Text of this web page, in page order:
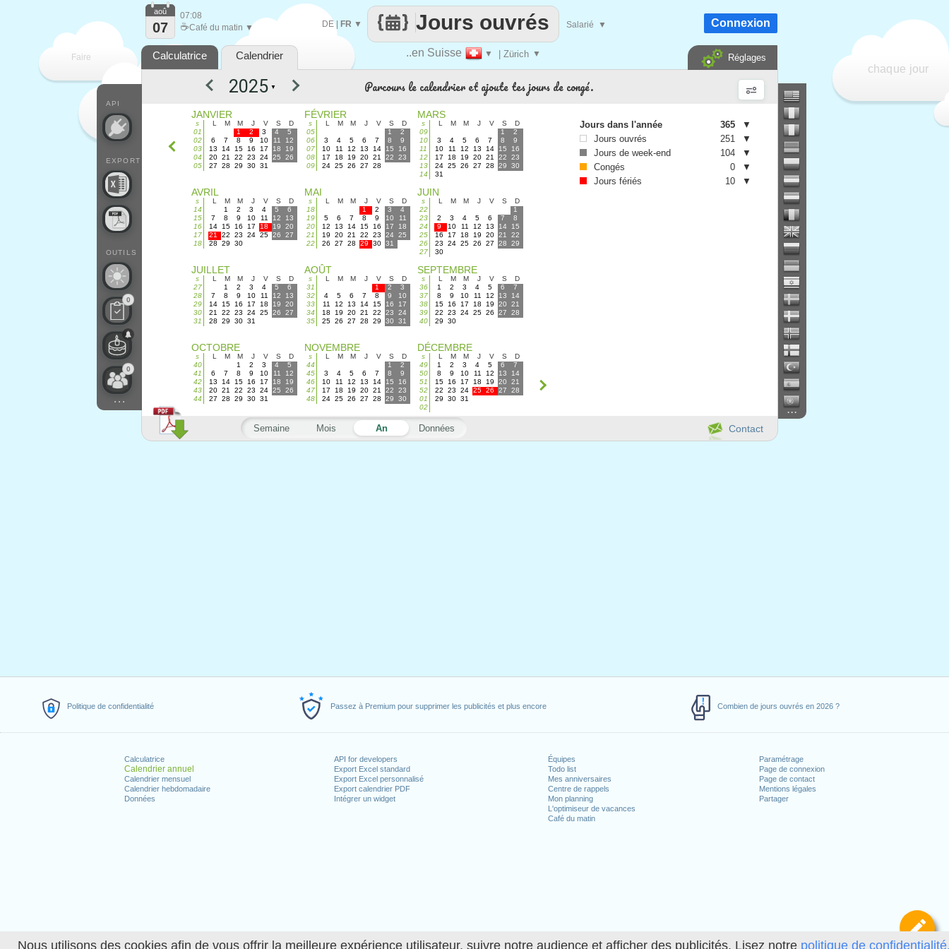
Nous utilisons des cookies afin de vous offrir la meilleure expérience utilisateur, suivre notre audience et afficher des publicités. Lisez notre politique de
Politique de confidentialité Passez à Premium pour supprimer les publicités et plus encore Combien de jours ouvrés en 2026 ?
Calculatrice
Calendrier annuel
Calendrier mensuel
Calendrier hebdomadaire
Données
API for developers
Export Excel standard
Export Excel personnalisé
Export calendrier PDF
Intégrer un widget
Équipes
Todo list
Mes anniversaires
Centre de rappels
Mon planning
L'optimiseur de vacances
Café du matin
Paramétrage
Page de connexion
Page de contact
Mentions légales
Partager
Faire
chaque jour
..en Suisse ▼ | Zürich ▼
Jours ouvrés
DE| FR ▼ Salarié ▼
API
EXPORT
OUTILS
0
0
...
aoû
07
07:08
☕Café du matin ▼ Connexion
Calculatrice Calendrier Réglages
...
Contact
▼ Parcours le calendrier et ajoute tes jours de congé.
JANVIER
s L M M J V S
D
01
1 2 3 4
5
02
6 7 8 9 10 11
12
03
13 14 15 16 17 18
19
04
20 21 22 23 24 25
26
05
27 28 29 30 31
FÉVRIER
s L M M J V S
D
05
1
2
06
3 4 5 6 7 8
9
07
10 11 12 13 14 15
16
08
17 18 19 20 21 22
23
09
24 25 26 27 28
MARS
s L M M J V S
D
09
1
2
10
3 4 5 6 7 8
9
11
10 11 12 13 14 15
16
12
17 18 19 20 21 22
23
13
24 25 26 27 28 29
30
14
31
AVRIL
s L M M J V S
D
14
1 2 3 4 5
6
15
7 8 9 10 11 12
13
16
14 15 16 17 18 19
20
17
21 22 23 24 25 26
27
18
28 29 30
MAI
s L M M J V S
D
18
1 2 3
4
19
5 6 7 8 9 10
11
20
12 13 14 15 16 17
18
21
19 20 21 22 23 24
25
22
26 27 28 29 30 31
JUIN
s L M M J V S
D
22
1
23
2 3 4 5 6 7
8
24
9 10 11 12 13 14
15
25
16 17 18 19 20 21
22
26
23 24 25 26 27 28
29
27
30
JUILLET
s L M M J V S
D
27
1 2 3 4 5
6
28
7 8 9 10 11 12
13
29
14 15 16 17 18 19
20
30
21 22 23 24 25 26
27
31
28 29 30 31
AOÛT
s L M M J V S
D
31
1 2
3
32
4 5 6 7 8 9
10
33
11 12 13 14 15 16
17
34
18 19 20 21 22 23
24
35
25 26 27 28 29 30 31
SEPTEMBRE
s L M M J V S
D
36
1 2 3 4 5 6
7
37
8 9 10 11 12 13
14
38
15 16 17 18 19 20
21
39
22 23 24 25 26 27
28
40
29 30
OCTOBRE
s L M M J V S
D
40
1 2 3 4
5
41
6 7 8 9 10 11
12
42
13 14 15 16 17 18
19
43
20 21 22 23 24 25
26
44
27 28 29 30 31
NOVEMBRE
s L M M J V S
D
44
1
2
45
3 4 5 6 7 8
9
46
10 11 12 13 14 15
16
47
17 18 19 20 21 22
23
48
24 25 26 27 28 29 30
DÉCEMBRE
s L M M J V S
D
49
1 2 3 4 5 6
7
50
8 9 10 11 12 13
14
51
15 16 17 18 19 20
21
52
22 23 24 25 26 27
28
01
29 30 31
02
Semaine Mois An Données
Jours dans l'année 365
▼
Jours ouvrés
251
▼
Jours de week-end
104
▼
Congés
0
▼
Jours fériés
10 ▼